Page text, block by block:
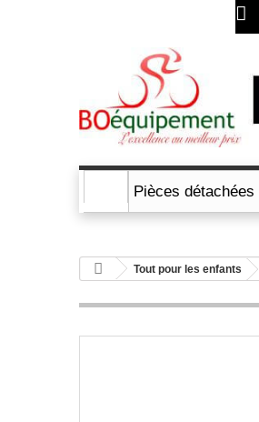
Pièces détachées
Tout pour les enfants